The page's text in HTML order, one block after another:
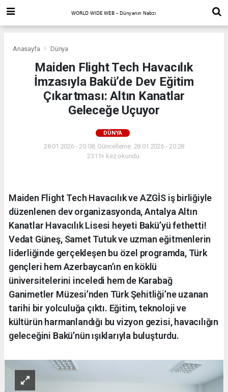
Anasayfa Dünya
Maiden Flight Tech Havacılık
İmzasıyla Bakü’de Dev Eğitim
Çıkartması: Altın Kanatlar
Geleceğe Uçuyor
DÜNYA
28.01.2026 - 20:08, Güncelleme: 28.01.2026 - 20:28
2311+ kez okundu.
Maiden Flight Tech Havacılık ve AZGİS iş birliğiyle
düzenlenen dev organizasyonda, Antalya Altın
Kanatlar Havacılık Lisesi heyeti Bakü’yü fethetti!
Vedat Güneş, Samet Tutuk ve uzman eğitmenlerin
liderliğinde gerçekleşen bu özel programda, Türk
gençleri hem Azerbaycan’ın en köklü
üniversitelerini inceledi hem de Karabağ
Ganimetler Müzesi’nden Türk Şehitliği’ne uzanan
tarihi bir yolculuğa çıktı. Eğitim, teknoloji ve
kültürün harmanlandığı bu vizyon gezisi, havacılığın
geleceğini Bakü’nün ışıklarıyla buluşturdu.